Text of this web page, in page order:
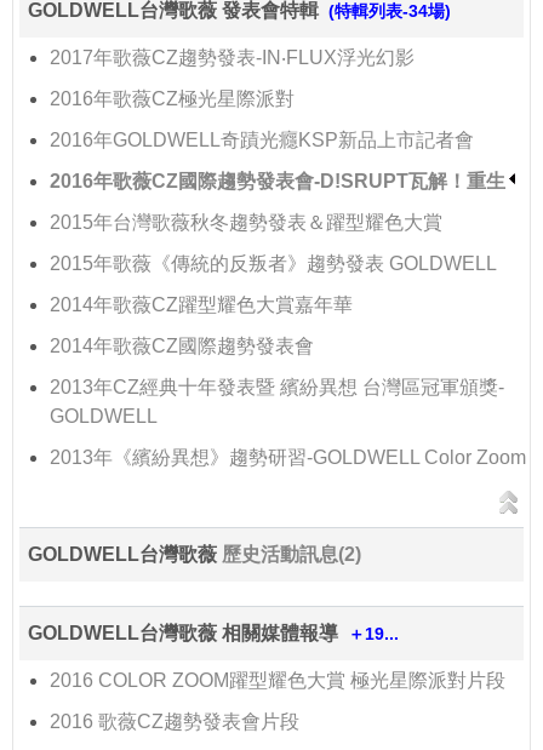
GOLDWELL台灣歌薇 發表會特輯 (特輯列表-34場)
2017年歌薇CZ趨勢發表-IN‧FLUX浮光幻影
2016年歌薇CZ極光星際派對
2016年GOLDWELL奇蹟光癮KSP新品上市記者會
2016年歌薇CZ國際趨勢發表會-D!SRUPT瓦解！重生
2015年台灣歌薇秋冬趨勢發表＆躍型耀色大賞
2015年歌薇《傳統的反叛者》趨勢發表 GOLDWELL
2014年歌薇CZ躍型耀色大賞嘉年華
2014年歌薇CZ國際趨勢發表會
2013年CZ經典十年發表暨 繽紛異想 台灣區冠軍頒獎-
GOLDWELL
2013年《繽紛異想》趨勢研習-GOLDWELL Color Zoom
GOLDWELL台灣歌薇 歷史活動訊息(2)
GOLDWELL台灣歌薇 相關媒體報導 ＋19...
2016 COLOR ZOOM躍型耀色大賞 極光星際派對片段
2016 歌薇CZ趨勢發表會片段